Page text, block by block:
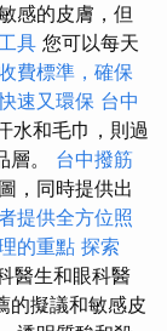
感的皮膚，但
具 您可以每天
費標準，確保
速又環保 台中
水和毛巾，則過
層。 台中撥筋
，同時提供出
提供全方位照
的重點 探索
醫生和眼科醫
的擬議和敏感皮